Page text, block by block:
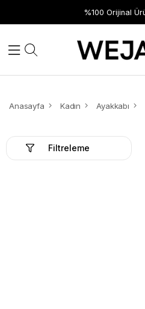
%100 Orijinal
Hızlı
Anasayfa Kadın Ayakkabı
Filtreleme